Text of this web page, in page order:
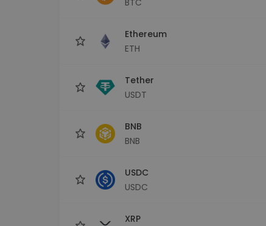
Ethereum
ETH
Tether
USDT
BNB
BNB
USDC
USDC
XRP